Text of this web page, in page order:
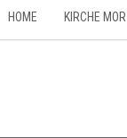
HOME KIRCHE